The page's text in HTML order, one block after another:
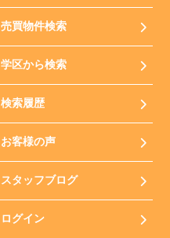
売買物件検索
学区から検索
検索履歴
お客様の声
スタッフブログ
ログイン